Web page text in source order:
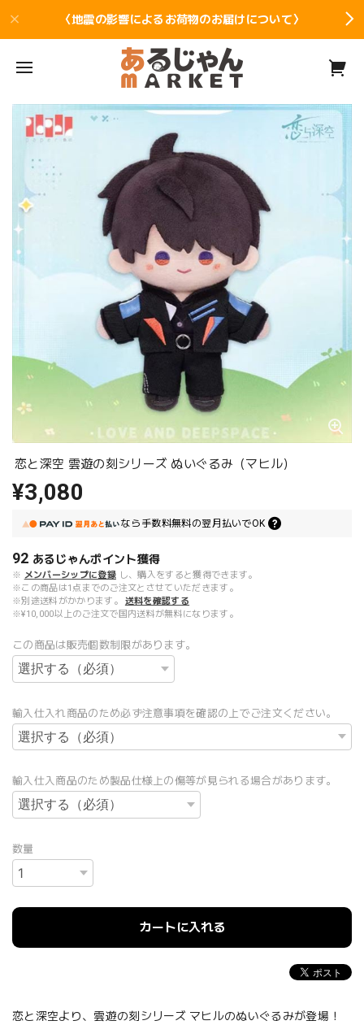
〈地震の影響によるお荷物のお届けについて〉
恋と深空 雲遊の刻シリーズ ぬいぐるみ（マヒル）
¥3,080
なら 手数料無料の翌月払いでOK
92 あるじゃんポイント獲得
※ メンバーシップに登録 し、購入をすると獲得できます。
※この商品は1点までのご注文とさせていただきます。
※別途送料がかかります。
送料を確認する
※¥10,000以上のご注文で国内送料が無料になります。
この商品は販売個数制限があります。
輸入仕入れ商品のため必ず注意事項を確認の上でご注文ください。
輸入仕入商品のため製品仕様上の傷等が見られる場合があります。
数量
カートに入れる
恋と深空より、雲遊の刻シリーズ マヒルのぬいぐるみが登場！